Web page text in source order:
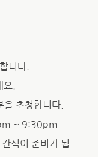
니다.
요.
초청합니다.
~ 9:30pm
식이 준비가 됩